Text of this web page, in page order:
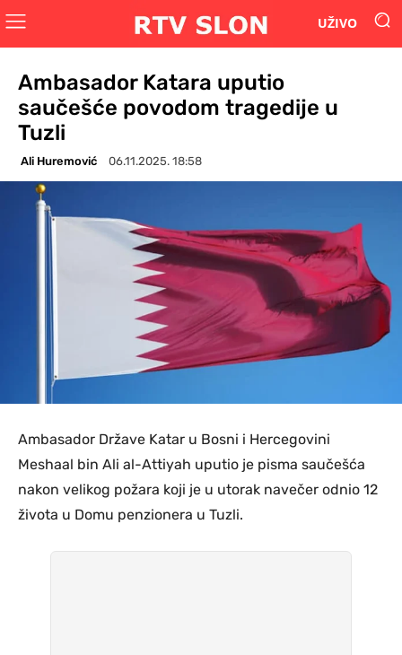
UŽIVO
Ambasador Katara uputio
saučešće povodom tragedije u
Tuzli
Ali Huremović 06.11.2025. 18:58
Ambasador Države Katar u Bosni i Hercegovini
Meshaal bin Ali al-Attiyah uputio je pisma saučešća
nakon velikog požara koji je u utorak navečer odnio 12
života u Domu penzionera u Tuzli.